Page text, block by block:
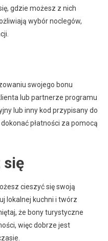
gdzie możesz z nich
wybór noclegów,
swojego bonu
lub partnerze programu
lub inny kod przypisany do
płatności za pomocą
się
cieszyć się swoją
lokalnej kuchni i twórz
że bony turystyczne
więc dobrze jest